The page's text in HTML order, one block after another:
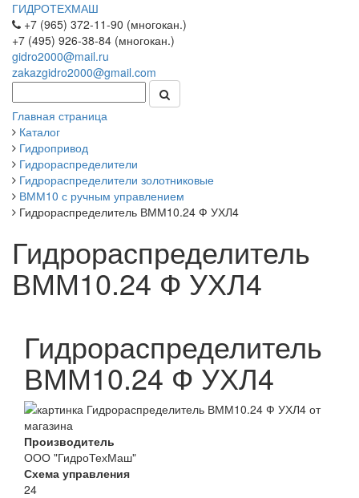
ГИДРОТЕХМАШ
+7 (965) 372-11-90 (многокан.)
+7 (495) 926-38-84 (многокан.)
gidro2000@mail.ru
zakazgidro2000@gmail.com
Главная страница
Каталог
Гидропривод
Гидрораспределители
Гидрораспределители золотниковые
ВММ10 с ручным управлением
Гидрораспределитель ВММ10.24 Ф УХЛ4
Гидрораспределитель
ВММ10.24 Ф УХЛ4
Гидрораспределитель
ВММ10.24 Ф УХЛ4
Производитель
ООО "ГидроТехМаш"
Схема управления
24